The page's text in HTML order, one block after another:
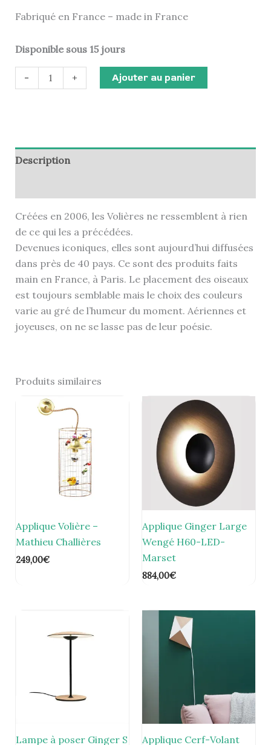
Fabriqué en France – made in France
Disponible sous 15 jours
- + Ajouter au panier
Description
Créées en 2006, les Volières ne ressemblent à rien
de ce qui les a précédées.
Devenues iconiques, elles sont aujourd’hui diffusées
dans près de 40 pays. Ce sont des produits faits
main en France, à Paris. Le placement des oiseaux
est toujours semblable mais le choix des couleurs
varie au gré de l’humeur du moment. Aériennes et
joyeuses, on ne se lasse pas de leur poésie.
Produits similaires
Applique Volière –
Mathieu Challières
249,00€
Applique Ginger Large
Wengé H60-LED-
Marset
884,00€
Lampe à poser Ginger S Applique Cerf-Volant